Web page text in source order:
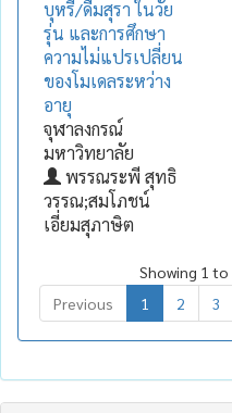
บุหรี่/ดื่มสุรา ในวัย
รุ่น และการศึกษา
ความไม่แปรเปลี่ยน
ของโมเดลระหว่าง
อายุ
จุฬาลงกรณ์
มหาวิทยาลัย
พรรณระพี สุทธิ
วรรณ;สมโภชน์
เอี่ยมสุภาษิต
Showing 1
Previous
1 2 3